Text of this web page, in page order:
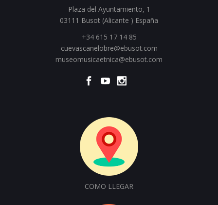
Plaza del Ayuntamiento, 1
03111 Busot (Alicante ) España
+34 615 17 14 85
cuevascanelobre@ebusot.com
museomusicaetnica@ebusot.com
COMO LLEGAR